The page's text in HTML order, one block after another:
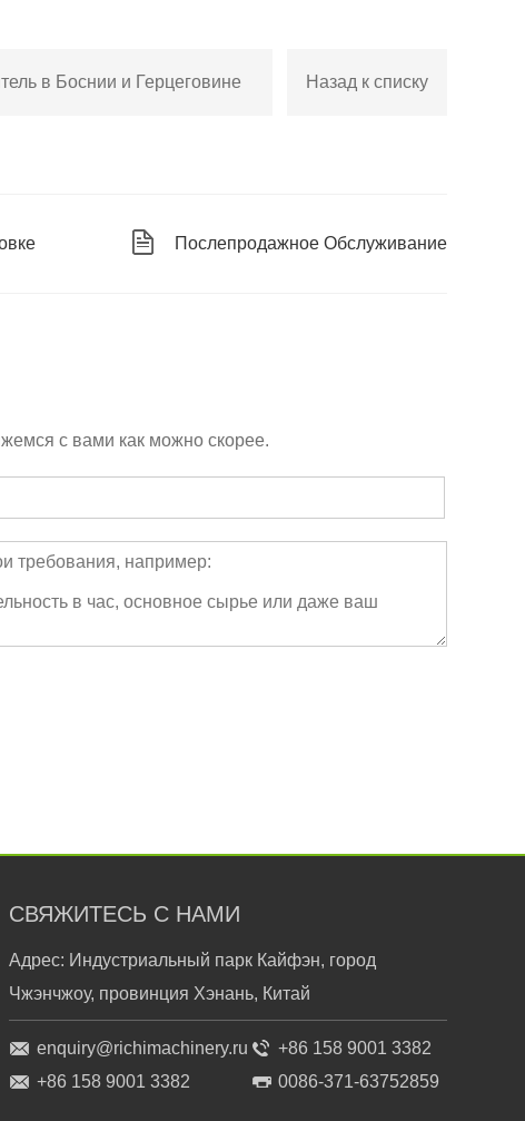
в Боснии и Герцеговине Назад к списку
Послепродажное Обслуживание
с вами как можно скорее.
СВЯЖИТЕСЬ С НАМИ
Адрес: Индустриальный парк Кайфэн, город
Чжэнчжоу, провинция Хэнань, Китай
enquiry@richimachinery.ru
+86 158 9001 3382
+86 158 9001 3382
0086-371-63752859